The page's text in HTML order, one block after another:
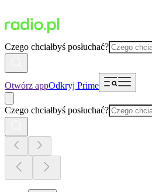
Czego chciałbyś posłuchać?
Otwórz appOdkryj Prime
Czego chciałbyś posłuchać?